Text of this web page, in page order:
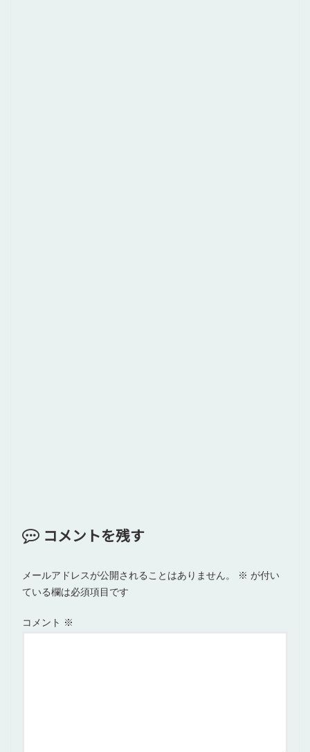
コメントを残す
メールアドレスが公開されることはありません。 ※ が付い
ている欄は必須項目です
コメント ※